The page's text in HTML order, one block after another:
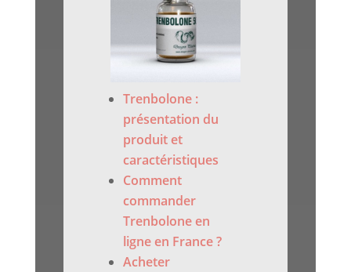
Trenbolone :
présentation du
produit et
caractéristiques
Comment
commander
Trenbolone en
ligne en France ?
Acheter